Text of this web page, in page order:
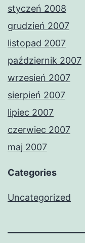
styczeń 2008
grudzień 2007
listopad 2007
październik 2007
wrzesień 2007
sierpień 2007
lipiec 2007
czerwiec 2007
maj 2007
Categories
Uncategorized